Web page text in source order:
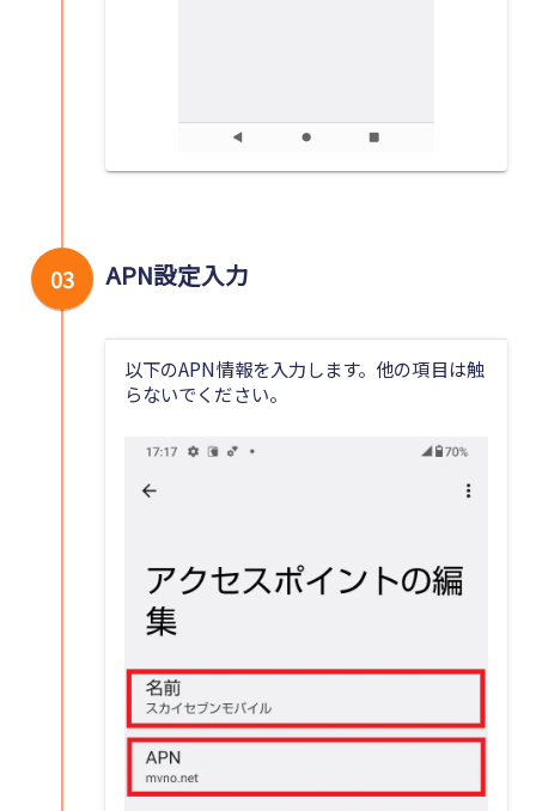
APN設定入力
03
以下のAPN情報を入力します。他の項目は触
らないでください。